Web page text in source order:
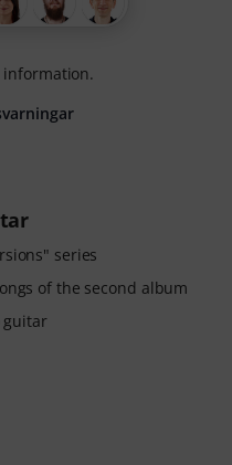
series
of the second album
guitar
information.